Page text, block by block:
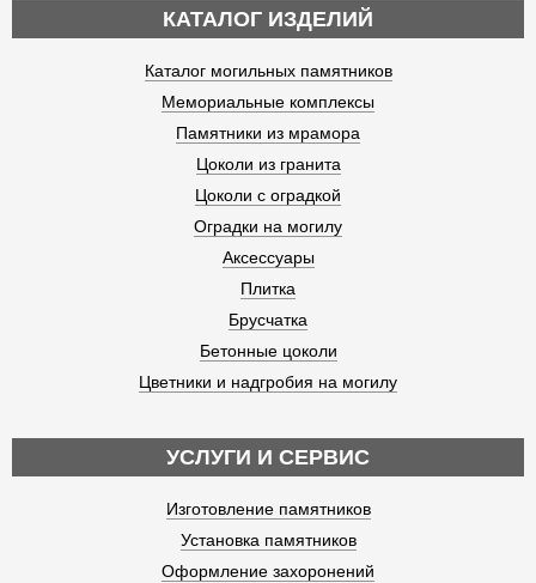
КАТАЛОГ ИЗДЕЛИЙ
Каталог могильных памятников
Мемориальные комплексы
Памятники из мрамора
Цоколи из гранита
Цоколи с оградкой
Оградки на могилу
Аксессуары
Плитка
Брусчатка
Бетонные цоколи
Цветники и надгробия на могилу
УСЛУГИ И СЕРВИС
Изготовление памятников
Установка памятников
Оформление захоронений